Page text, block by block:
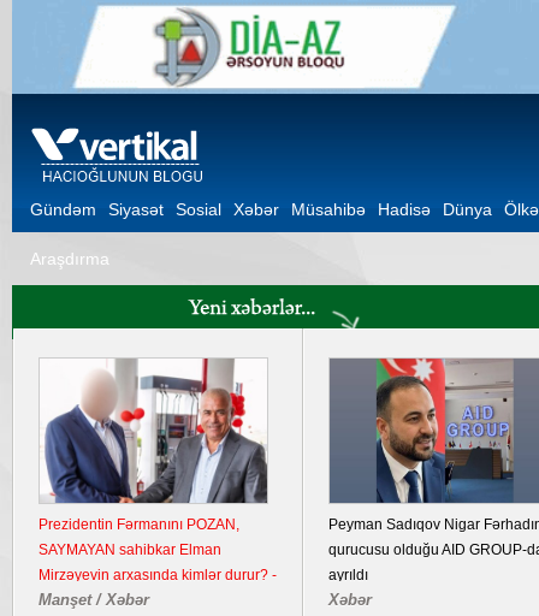
Gündəm Siyasət Sosial Xəbər Müsahibə Hadisə Dünya Ölkə
Araşdırma
Prezidentin Fərmanını POZAN,
SAYMAYAN sahibkar Elman
Mirzəyevin arxasında kimlər durur? -
Kənd təsərrüfatı təyinatlı torpaqda
Manşet / Xəbər
Peyman Sadıqov Nigar
qurucusu olduğu AID GROUP-
ayrıldı
Xəbər